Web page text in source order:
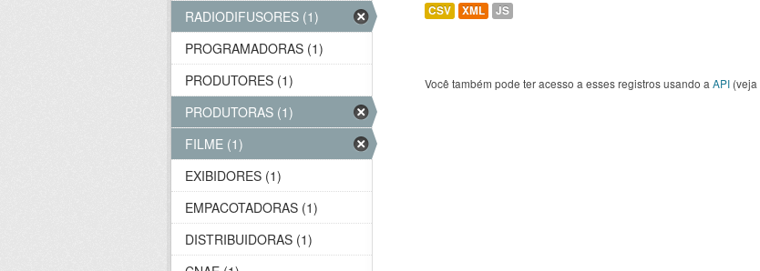
CSV XML JS
Você também pode ter acesso a esses registros usando a API (veja
RADIODIFUSORES (1)
PROGRAMADORAS (1)
PRODUTORES (1)
PRODUTORAS (1)
FILME (1)
EXIBIDORES (1)
EMPACOTADORAS (1)
DISTRIBUIDORAS (1)